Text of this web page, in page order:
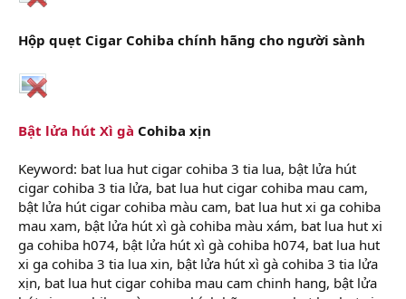
Hộp quẹt Cigar Cohiba chính hãng cho người sành
Bật lửa hút Xì gà Cohiba xịn
Keyword: bat lua hut cigar cohiba 3 tia lua, bật lửa hút
cigar cohiba 3 tia lửa, bat lua hut cigar cohiba mau cam,
bật lửa hút cigar cohiba màu cam, bat lua hut xi ga cohiba
mau xam, bật lửa hút xì gà cohiba màu xám, bat lua hut xi
ga cohiba h074, bật lửa hút xì gà cohiba h074, bat lua hut
xi ga cohiba 3 tia lua xin, bật lửa hút xì gà cohiba 3 tia lửa
xịn, bat lua hut cigar cohiba mau cam chinh hang, bật lửa